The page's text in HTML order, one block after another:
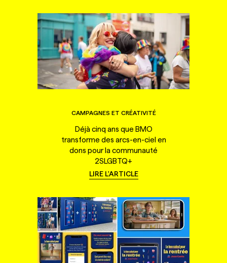
CAMPAGNES ET CRÉATIVITÉ
Déjà cinq ans que BMO
transforme des arcs-en-ciel en
dons pour la communauté
2SLGBTQ+
LIRE L'ARTICLE